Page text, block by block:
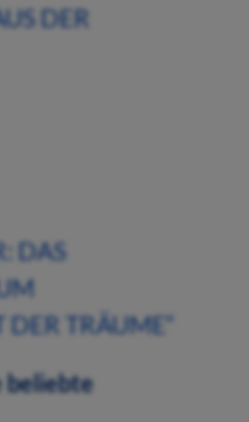
DER
DAS
TRÄUME“